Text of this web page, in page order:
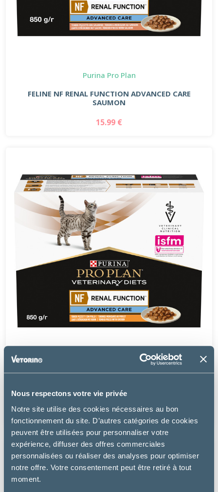
Nous respectons votre vie privée
Notre site utilise des cookies nécessaires au bon
fonctionnement du site. D’autres catégories de cookies
peuvent être utilisées pour personnaliser votre
expérience, diffuser des offres commerciales
personnalisées ou réaliser des analyses pour optimiser
notre offre. Votre consentement peut être retiré à tout
moment.
Purina Pro Plan
FELINE NF RENAL FUNCTION ADVANCED CARE
SAUMON
15.99 €
POULET SACHETS
15.99 €